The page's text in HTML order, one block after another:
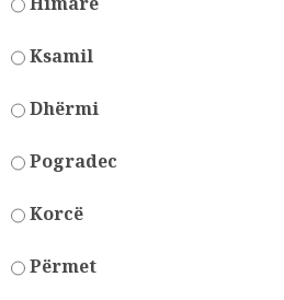
Ksamil
Dhërmi
Pogradec
Korcë
Përmet